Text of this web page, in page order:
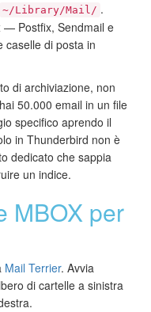
~/Library/Mail/ .
— Postfix, Sendmail e
caselle di posta in
di archiviazione, non
50.000 email in un file
specifico aprendo il
in Thunderbird non è
dedicato che sappia
un indice.
MBOX per
Mail Terrier. Avvia
di cartelle a sinistra